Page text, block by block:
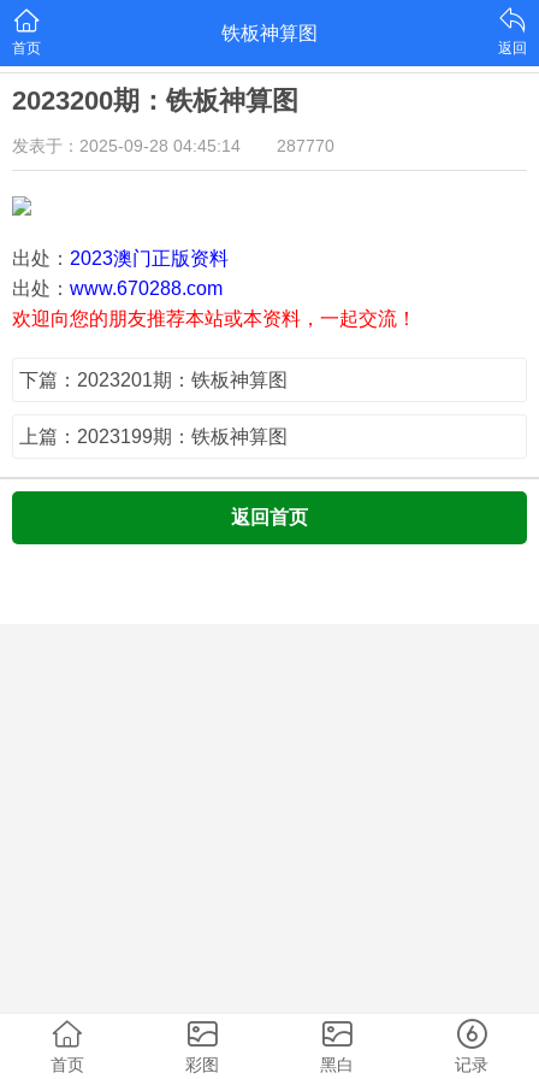
首页
铁板神算图
返回
2023200期：铁板神算图
发表于：2025-09-28 04:45:14 287770
出处： 2023澳门正版资料
出处： www.670288.com
欢迎向您的朋友推荐本站或本资料，一起交流！
下篇：2023201期：铁板神算图
上篇：2023199期：铁板神算图
返回首页
首页 彩图 黑白 记录